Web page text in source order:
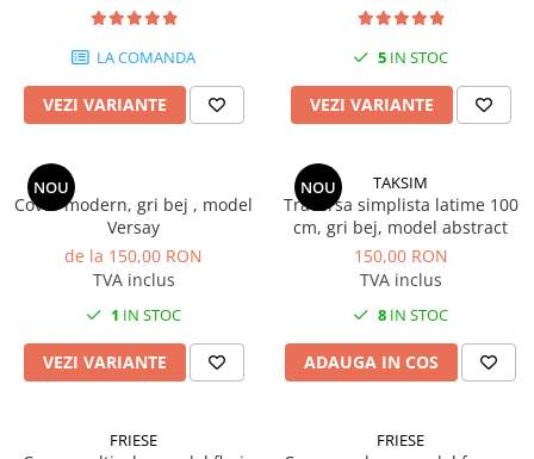
LA COMANDA
VEZI VARIANTE
5 IN STOC
VEZI VARIANTE
NOU
Covor modern, gri bej , model
Versay
de la 150,00 RON
TVA inclus
1 IN STOC
VEZI VARIANTE
NOU TAKSIM
Traversa simplista latime 100
cm, gri bej, model abstract
150,00 RON
TVA inclus
8 IN STOC
ADAUGA IN COS
FRIESE FRIESE